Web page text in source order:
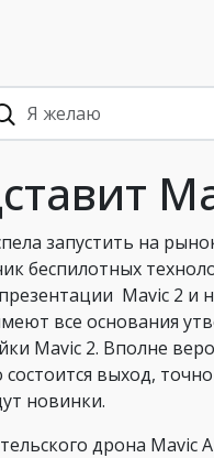
запустить на
беспилотных
Mavic 2 и
все основания
Mavic 2. Вполне
выход,
новинки.
дрона Mavic